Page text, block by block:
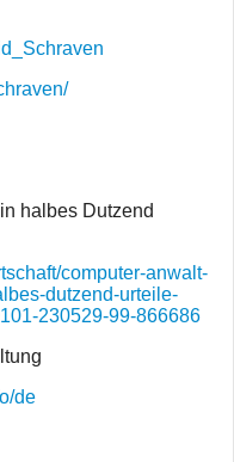
halbes Dutzend
computer-anwalt-
dutzend-urteile-
230529-99-866686
de